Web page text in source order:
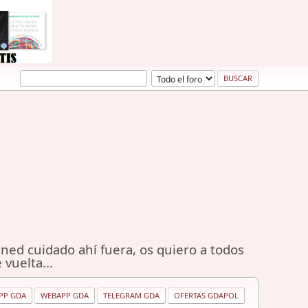
cuidado ahí fuera, os quiero a todos
vuelta...
GDA WEBAPP GDA TELEGRAM GDA OFERTAS GDAPOL